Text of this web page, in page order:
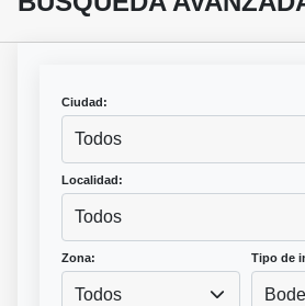
Ciudad:
Todos
Localidad:
Todos
Zona:
Todos
Tipo de